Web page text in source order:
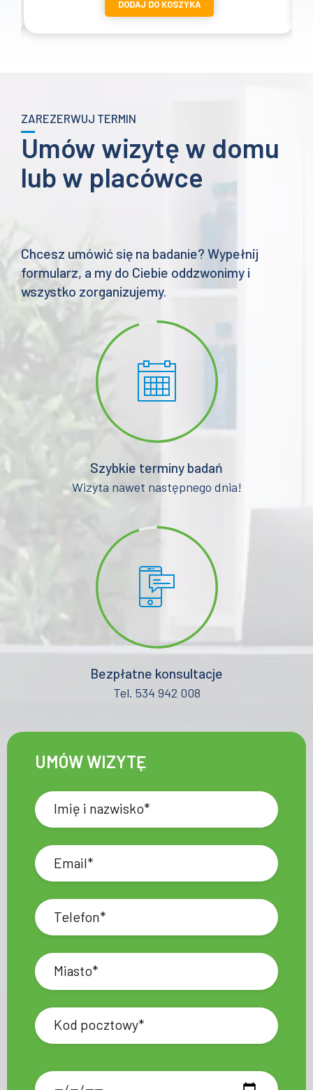
DODAJ DO KOSZYKA
ZAREZERWUJ TERMIN
Umów wizytę w domu
lub w placówce
Chcesz umówić się na badanie? Wypełnij
formularz, a my do Ciebie oddzwonimy i
wszystko zorganizujemy.
Szybkie terminy badań
Wizyta nawet następnego dnia!
Bezpłatne konsultacje
Tel. 534 942 008
UMÓW WIZYTĘ